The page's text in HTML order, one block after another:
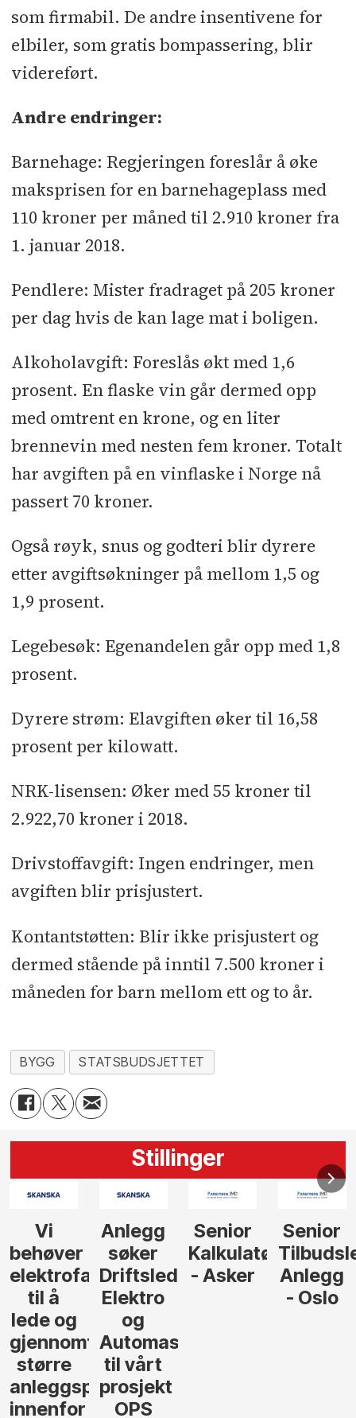
som firmabil. De andre insentivene for
elbiler, som gratis bompassering, blir
videreført.
Andre endringer:
Barnehage: Regjeringen foreslår å øke
maksprisen for en barnehageplass med
110 kroner per måned til 2.910 kroner fra
1. januar 2018.
Pendlere: Mister fradraget på 205 kroner
per dag hvis de kan lage mat i boligen.
Alkoholavgift: Foreslås økt med 1,6
prosent. En flaske vin går dermed opp
med omtrent en krone, og en liter
brennevin med nesten fem kroner. Totalt
har avgiften på en vinflaske i Norge nå
passert 70 kroner.
Også røyk, snus og godteri blir dyrere
etter avgiftsøkninger på mellom 1,5 og
1,9 prosent.
Legebesøk: Egenandelen går opp med 1,8
prosent.
Dyrere strøm: Elavgiften øker til 16,58
prosent per kilowatt.
NRK-lisensen: Øker med 55 kroner til
2.922,70 kroner i 2018.
Drivstoffavgift: Ingen endringer, men
avgiften blir prisjustert.
Kontantstøtten: Blir ikke prisjustert og
dermed stående på inntil 7.500 kroner i
måneden for barn mellom ett og to år.
BYGG STATSBUDSJETTET
Stillinger
Senior
Kalkulatør
- Asker
Senior
Tilbudsleder
Anlegg
- Oslo
ingeniør
elektro,
Oslo